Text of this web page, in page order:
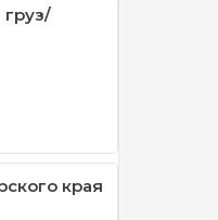
груз/
края